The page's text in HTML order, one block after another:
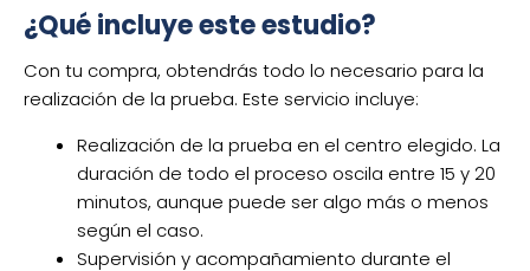
¿Qué incluye este estudio?
Con tu compra, obtendrás todo lo necesario para la
realización de la prueba. Este servicio incluye:
Realización de la prueba en el centro elegido. La
duración de todo el proceso oscila entre 15 y 20
minutos, aunque puede ser algo más o menos
según el caso.
Supervisión y acompañamiento durante el